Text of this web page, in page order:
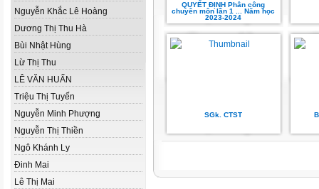
Nguyễn Khắc Lê Hoàng
Dương Thị Thu Hà
Bùi Nhật Hùng
Lừ Thị Thu
LÊ VĂN HUẤN
Triệu Thị Tuyến
Nguyễn Minh Phượng
Nguyễn Thị Thiền
Ngô Khánh Ly
Đinh Mai
Lê Thị Mai
QUYẾT ĐỊNH Phân công
chuyên môn lần 1 ... Năm học
2023-2024
SGk. CTST